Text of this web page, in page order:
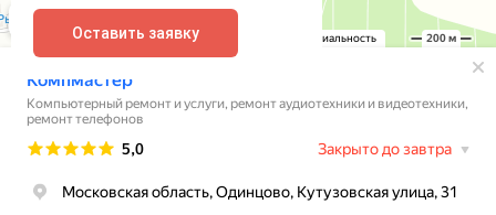
Оставить заявку